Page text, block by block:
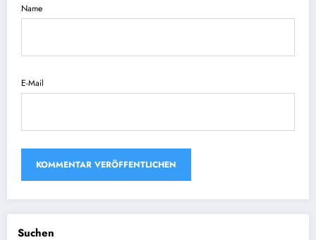
Name
E-Mail
Suchen